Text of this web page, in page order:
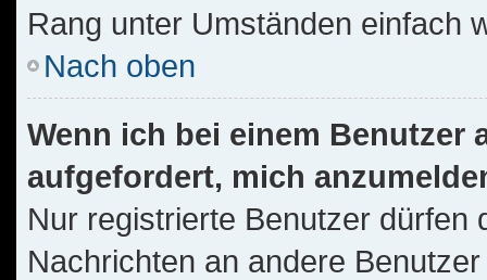
Rang unter Umständen einfach
Nach oben
Wenn ich bei einem Benutzer
aufgefordert, mich
Nur registrierte Benutzer dürfen
Nachrichten an andere